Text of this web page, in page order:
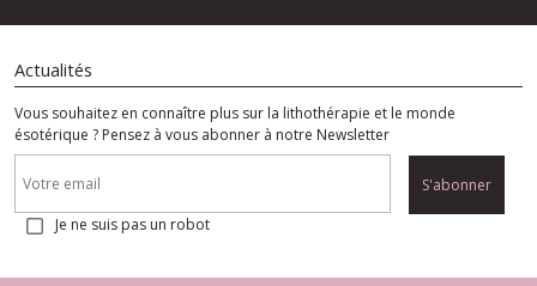
Actualités
Vous souhaitez en connaître plus sur la lithothérapie et le monde
ésotérique ? Pensez à vous abonner à notre Newsletter
S'abonner
Je ne suis pas un robot